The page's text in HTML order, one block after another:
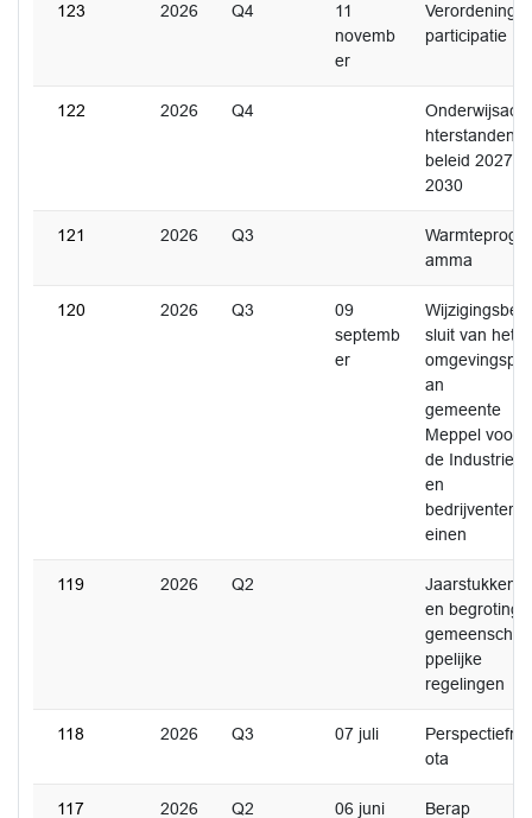
123 2026 Q4
11
novemb
er
Verordening
participatie
122 2026 Q4
Onderwijsac
hterstanden
beleid 2027-
2030
121 2026 Q3
Warmteprogr
amma
120 2026 Q3
09
septemb
er
Wijzigingsbe
sluit van het
omgevingspl
an
gemeente
Meppel voor
de Industrie-
en
bedrijventerr
einen
119 2026 Q2
Jaarstukken
en begroting
gemeenscha
ppelijke
regelingen
118 2026 Q3 07 juli
Perspectiefn
ota
117 2026 Q2 06 juni Berap